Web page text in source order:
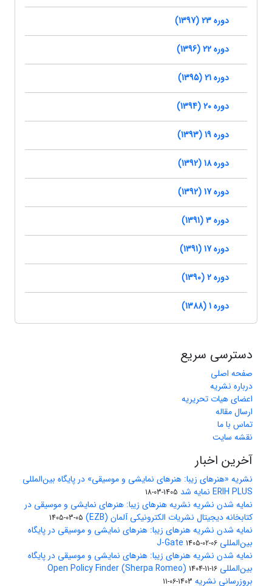
دوره 23 (1397)
دوره 22 (1396)
دوره 21 (1395)
دوره 20 (1394)
دوره 19 (1393)
دوره 18 (1392)
دوره 17 (1392)
دوره 3 (1391)
دوره 17 (1391)
دوره 2 (1390)
دوره 1 (1388)
دسترسی سریع
صفحه اصلی
درباره نشریه
اعضای هیات تحریریه
ارسال مقاله
تماس با ما
نقشه سایت
آخرین اخبار
نشریه «هنرهای زیبا: هنرهای نمایشی و موسیقی» در پایگاه بین‌المللی
ERIH PLUS نمایه شد
1405-03-18
نمایه شدن نشریه نشریه هنرهای زیبا: هنرهای نمایشی و موسیقی در
کتابخانه دیجیتال نشریات الکترونیکی آلمان (EZB)
1405-03-05
نمایه شدن نشریه هنرهای زیبا: هنرهای نمایشی و موسیقی در پایگاه
بین‌المللی J-Gate 1405-02-06
نمایه شدن نشریه هنرهای زیبا: هنرهای نمایشی و موسیقی در پایگاه
بین‌المللی Open Policy Finder (Sherpa Romeo) 1404-11-16
بروزرسانی نشریه 1403-06-11